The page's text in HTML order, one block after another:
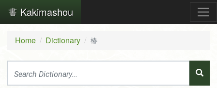
Kakimashou
Home Dictionary 椿